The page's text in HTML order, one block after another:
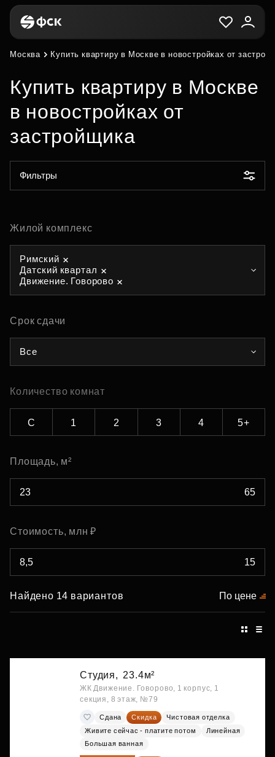
Москва Купить квартиру в Москве в новостройках от
Купить квартиру в Москве
в новостройках от
застройщика
Фильтры
Жилой комплекс
Римский
Датский квартал
Движение. Говорово
Срок сдачи
Все
Количество комнат
С 1 2 3 4 5+
Площадь, м²
Стоимость, млн ₽
Найдено 14 вариантов По цене
Студия, 23.4м²
ЖК Движение. Говорово, 1 корпус, 1
секция, 8 этаж, №79
Сдана Скидка
Чистовая отделка
Живите сейчас - платите потом
Линейная
Большая ванная